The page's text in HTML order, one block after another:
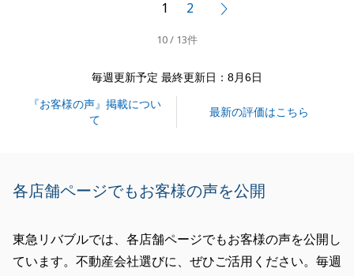
閉じる
1 2
10 / 13件
毎週更新予定 最終更新日：8月6日
『お客様の声』掲載につい
て
最新の評価はこちら
各店舗ページでもお客様の声を公開
東急リバブルでは、各店舗ページでもお客様の声を公開し
ています。不動産会社選びに、ぜひご活用ください。毎週